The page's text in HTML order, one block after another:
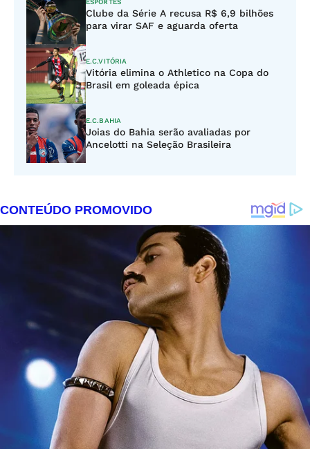
ESPORTES
Clube da Série A recusa R$ 6,9 bilhões
para virar SAF e aguarda oferta
E.C.VITÓRIA
Vitória elimina o Athletico na Copa do
Brasil em goleada épica
E.C.BAHIA
Joias do Bahia serão avaliadas por
Ancelotti na Seleção Brasileira